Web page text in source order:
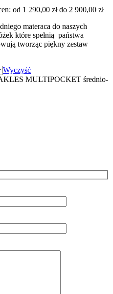
od 1 290,00 zł do 2 900,00 zł
materaca do naszych
które spełnią państwa
tworząc piękny zestaw
Wyczyść
MULTIPOCKET średnio-